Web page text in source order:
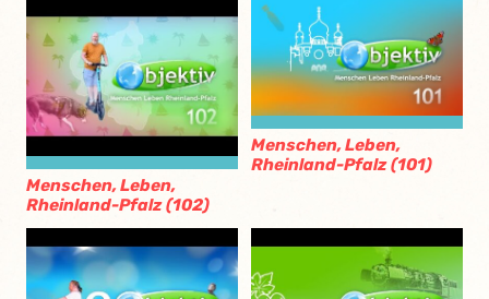
Menschen, Leben,
Rheinland-Pfalz (102)
Menschen, Leben,
Rheinland-Pfalz (101)